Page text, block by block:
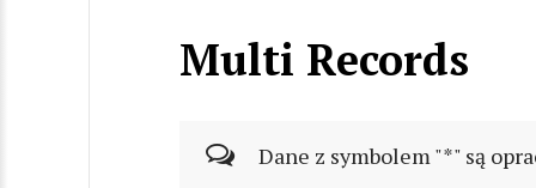
Multi Records
Dane z symbolem "*" są